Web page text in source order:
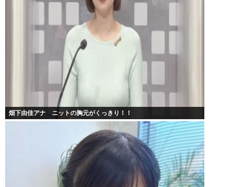
畑下由佳アナ ニットの胸元がくっきり！！